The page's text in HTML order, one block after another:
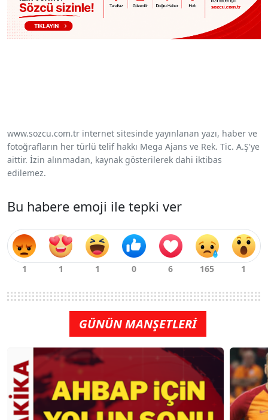
www.sozcu.com.tr internet sitesinde yayınlanan yazı, haber ve
fotoğrafların her türlü telif hakkı Mega Ajans ve Rek. Tic. A.Ş'ye
aittir. İzin alınmadan, kaynak gösterilerek dahi iktibas
edilemez.
Bu habere emoji ile tepki ver
GÜNÜN MANŞETLERİ